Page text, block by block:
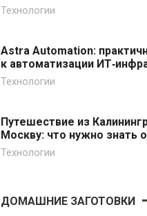
Технологии
Astra Automation:
к автоматизации
Технологии
Путешествие из
Москву: что нужно знать
Технологии
ДОМАШНИЕ ЗАГОТОВКИ